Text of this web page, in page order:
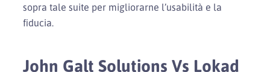
sopra tale suite per migliorarne l’usabilità e la
fiducia.
John Galt Solutions Vs Lokad